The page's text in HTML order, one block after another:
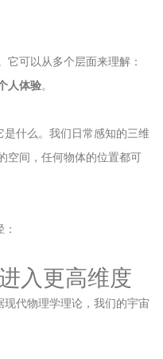
它可以从多个层面来理解：
人体验。
是什么。我们日常感知的三维
空间，任何物体的位置都可
入更高维度
现代物理学理论，我们的宇宙